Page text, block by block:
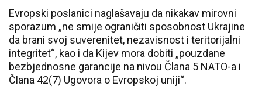
Evropski poslanici naglašavaju da nikakav mirovni
sporazum „ne smije ograničiti sposobnost Ukrajine
da brani svoj suverenitet, nezavisnost i teritorijalni
integritet“, kao i da Kijev mora dobiti „pouzdane
bezbjednosne garancije na nivou Člana 5 NATO-a i
Člana 42(7) Ugovora o Evropskoj uniji“.